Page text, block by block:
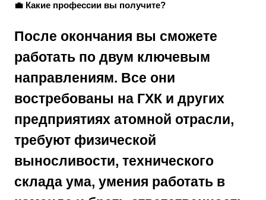
💼 Какие профессии вы получите?
После окончания вы сможете
работать по двум ключевым
направлениям. Все они
востребованы на ГХК и других
предприятиях атомной отрасли,
требуют физической
выносливости, технического
склада ума, умения работать в